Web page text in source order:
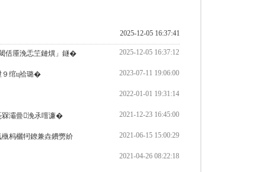
2025-12-05 16:37:41
佸厜浼忎笁鏈熼」鐩� 2025-12-05 16:37:12
９绾ц祫璐� 2023-07-11 19:06:00
2022-01-01 19:31:14
槑灞曡浼氶噾濂� 2021-12-23 16:45:00
杩欐牱鐐兼垚鐨勶紒 2021-06-15 15:00:29
2021-04-26 08:22:18